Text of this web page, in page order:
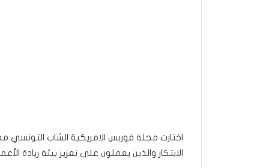
الابتكار والذين يعملون على تعزيز بيئة